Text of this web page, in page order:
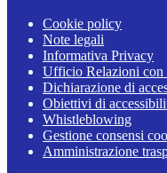
Cookie policy
Note legali
Informativa Privacy
Ufficio Relazioni con
Dichiarazione di
Obiettivi di
Whistleblowing
Gestione consensi
Amministrazione